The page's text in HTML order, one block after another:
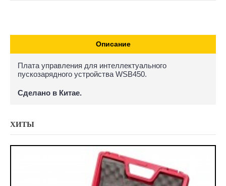
Описание
Плата управления для интеллектуального
пускозарядного устройства WSB450.
Сделано в Китае.
ХИТЫ